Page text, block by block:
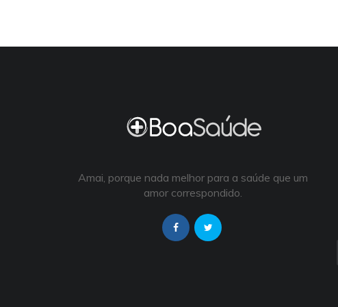
Amai, porque nada melhor para a saúde que um
amor correspondido.